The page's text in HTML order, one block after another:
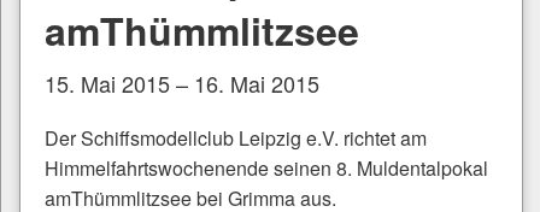
amThümmlitzsee
15. Mai 2015 – 16. Mai 2015
Der Schiffsmodellclub Leipzig e.V. richtet am
Himmelfahrtswochenende seinen 8. Muldentalpokal
amThümmlitzsee bei Grimma aus.